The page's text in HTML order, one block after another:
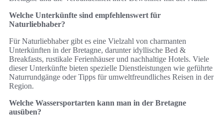
Welche Unterkünfte sind empfehlenswert für
Naturliebhaber?
Für Naturliebhaber gibt es eine Vielzahl von charmanten
Unterkünften in der Bretagne, darunter idyllische Bed &
Breakfasts, rustikale Ferienhäuser und nachhaltige Hotels. Viele
dieser Unterkünfte bieten spezielle Dienstleistungen wie geführte
Naturrundgänge oder Tipps für umweltfreundliches Reisen in der
Region.
Welche Wassersportarten kann man in der Bretagne
ausüben?